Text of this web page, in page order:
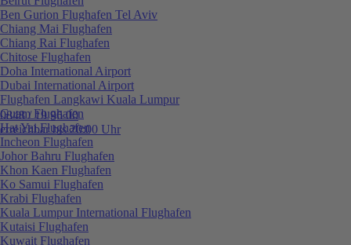
0848 / 19 96 00
erreichbar bis 20:00 Uhr
Ben Gurion Flughafen Tel Aviv
Chiang Mai Flughafen
Chiang Rai Flughafen
Chitose Flughafen
Doha International Airport
Dubai International Airport
Flughafen Langkawi Kuala Lumpur
Guam Flughafen
Hat Yai Flughafen
Incheon Flughafen
Johor Bahru Flughafen
Khon Kaen Flughafen
Ko Samui Flughafen
Krabi Flughafen
Kuala Lumpur International Flughafen
Kutaisi Flughafen
Kuwait Flughafen